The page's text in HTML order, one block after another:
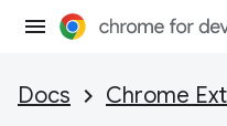
Docs Chrome